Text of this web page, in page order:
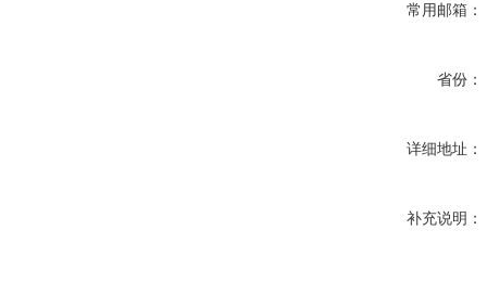
常用邮箱：
省份：
详细地址：
补充说明：